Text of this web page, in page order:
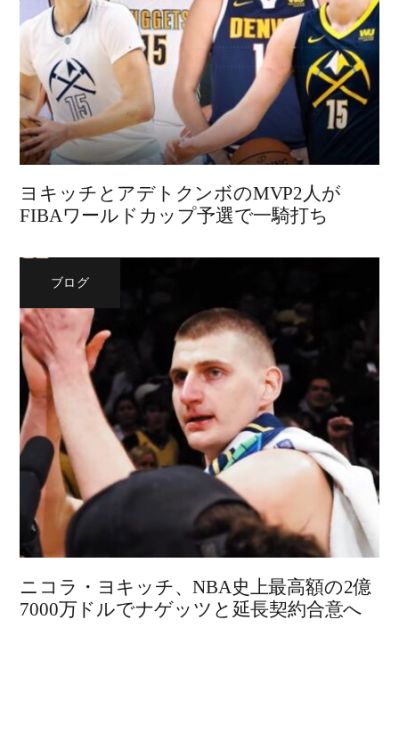
ヨキッチとアデトクンボのMVP2人が
FIBAワールドカップ予選で一騎打ち
ブログ
ニコラ・ヨキッチ、NBA史上最高額の2億
7000万ドルでナゲッツと延長契約合意へ